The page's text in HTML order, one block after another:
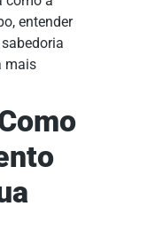
entender
mais